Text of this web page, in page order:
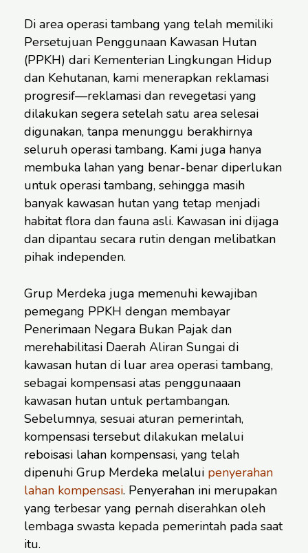
Di area operasi tambang yang telah memiliki
Persetujuan Penggunaan Kawasan Hutan
(PPKH) dari Kementerian Lingkungan Hidup
dan Kehutanan, kami menerapkan reklamasi
progresif—reklamasi dan revegetasi yang
dilakukan segera setelah satu area selesai
digunakan, tanpa menunggu berakhirnya
seluruh operasi tambang. Kami juga hanya
membuka lahan yang benar-benar diperlukan
untuk operasi tambang, sehingga masih
banyak kawasan hutan yang tetap menjadi
habitat flora dan fauna asli. Kawasan ini dijaga
dan dipantau secara rutin dengan melibatkan
pihak independen.
Grup Merdeka juga memenuhi kewajiban
pemegang PPKH dengan membayar
Penerimaan Negara Bukan Pajak dan
merehabilitasi Daerah Aliran Sungai di
kawasan hutan di luar area operasi tambang,
sebagai kompensasi atas penggunaaan
kawasan hutan untuk pertambangan.
Sebelumnya, sesuai aturan pemerintah,
kompensasi tersebut dilakukan melalui
reboisasi lahan kompensasi, yang telah
dipenuhi Grup Merdeka melalui penyerahan
lahan kompensasi. Penyerahan ini merupakan
yang terbesar yang pernah diserahkan oleh
lembaga swasta kepada pemerintah pada saat
itu.